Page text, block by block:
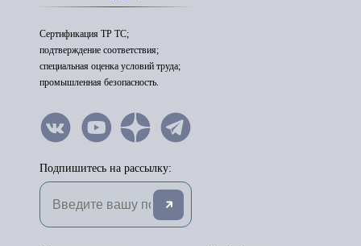
Сертификация ТР ТС;
подтверждение соответствия;
специальная оценка условий труда;
промышленная безопасность.
Подпишитесь на рассылку: